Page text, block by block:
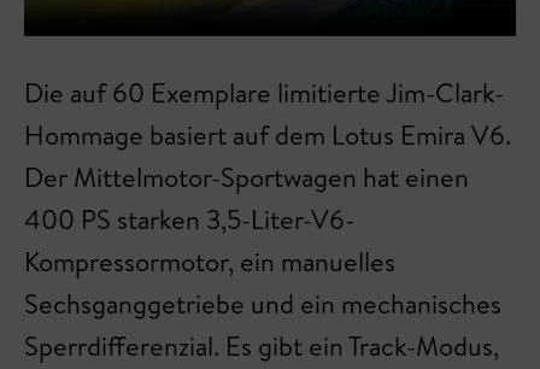
Die auf 60 Exemplare limitierte Jim-Clark-
Hommage basiert auf dem Lotus Emira V6.
Der Mittelmotor-Sportwagen hat einen
400 PS starken 3,5-Liter-V6-
Kompressormotor, ein manuelles
Sechsganggetriebe und ein mechanisches
Sperrdifferenzial. Es gibt ein Track-Modus,